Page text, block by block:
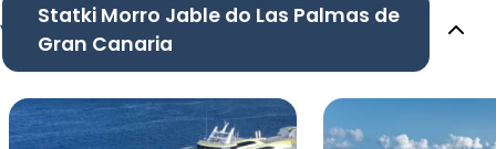
Statki Morro Jable do Las Palmas de
Gran Canaria